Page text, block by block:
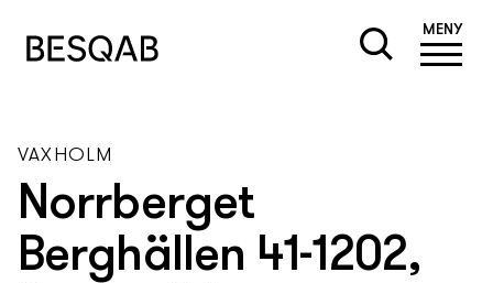
MENY
VAXHOLM
Norrberget
Berghällen 41-1202,